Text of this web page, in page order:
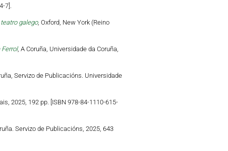
7].
galego, Oxford, New York (Reino
, A Coruña, Universidade da Coruña,
Servizo de Publicacións. Universidade
2025, 192 pp. [ISBN 978-84-1110-615-
Servizo de Publicacións, 2025, 643